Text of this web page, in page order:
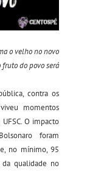
o velho no novo
do povo será
contra os
momentos
O impacto
foram
no mínimo, 95
da qualidade no